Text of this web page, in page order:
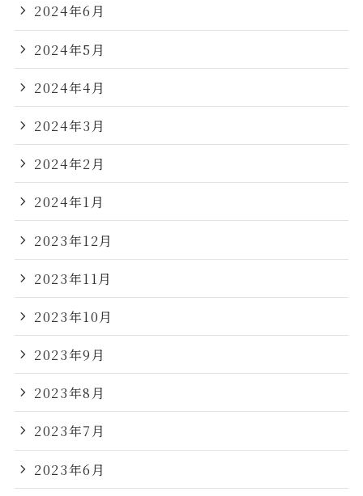
2024年6月
2024年5月
2024年4月
2024年3月
2024年2月
2024年1月
2023年12月
2023年11月
2023年10月
2023年9月
2023年8月
2023年7月
2023年6月